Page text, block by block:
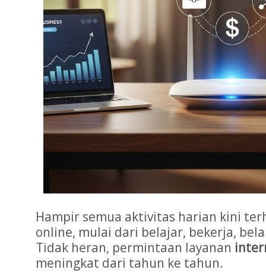
Hampir semua aktivitas harian kini
online, mulai dari belajar, bekerja,
Tidak heran, permintaan layanan
meningkat dari tahun ke tahun.